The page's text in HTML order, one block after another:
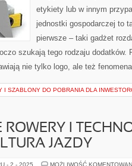
etykiety lub w innym
jednostki gospodarczej to
pierwsze – taki gadżet
szukają tego rodzaju dodatków.
nie tylko logo, ale też
I SZABLONY DO POBRANIA DLA
ROWERY I
JAZDY
- 2 - 2025 MOŻLIWOŚĆ